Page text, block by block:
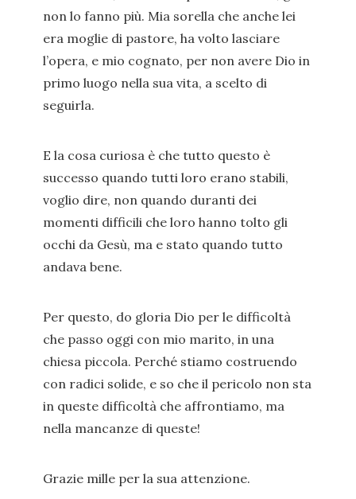
non lo fanno più. Mia sorella che anche lei
era moglie di pastore, ha volto lasciare
l’opera, e mio cognato, per non avere Dio in
primo luogo nella sua vita, a scelto di
seguirla.
E la cosa curiosa è che tutto questo è
successo quando tutti loro erano stabili,
voglio dire, non quando duranti dei
momenti difficili che loro hanno tolto gli
occhi da Gesù, ma e stato quando tutto
andava bene.
Per questo, do gloria Dio per le difficoltà
che passo oggi con mio marito, in una
chiesa piccola. Perché stiamo costruendo
con radici solide, e so che il pericolo non sta
in queste difficoltà che affrontiamo, ma
nella mancanze di queste!
Grazie mille per la sua attenzione.